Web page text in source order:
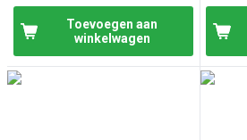
Toevoegen aan
winkelwagen